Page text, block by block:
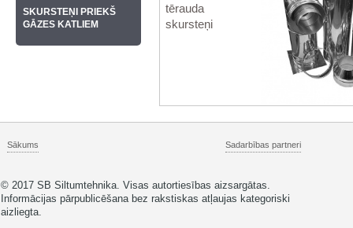
tērauda
skursteņi
SKURSTEŅI PRIEKŠ
GĀZES KATLIEM
Sākums Sadarbības partneri
© 2017 SB Siltumtehnika. Visas autortiesības aizsargātas.
Informācijas pārpublicēšana bez rakstiskas atļaujas kategoriski
aizliegta.